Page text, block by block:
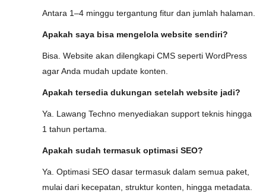
Antara 1–4 minggu tergantung fitur dan jumlah halaman.
Apakah saya bisa mengelola website sendiri?
Bisa. Website akan dilengkapi CMS seperti WordPress
agar Anda mudah update konten.
Apakah tersedia dukungan setelah website jadi?
Ya. Lawang Techno menyediakan support teknis hingga
1 tahun pertama.
Apakah sudah termasuk optimasi SEO?
Ya. Optimasi SEO dasar termasuk dalam semua paket,
mulai dari kecepatan, struktur konten, hingga metadata.